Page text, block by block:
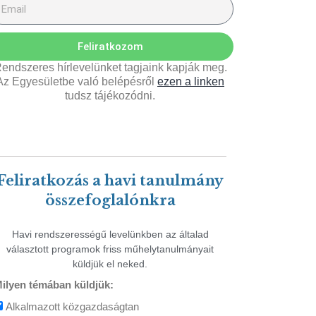
Feliratkozom
hírlevelünket tagjaink kapják meg.
Egyesületbe való belépésről ezen a linken
tudsz tájékozódni.
a havi tanulmány
összefoglalónkra
Havi rendszerességű levelünkben az általad
választott programok friss műhelytanulmányait
küldjük el neked.
témában küldjük:
Alkalmazott közgazdaságtan